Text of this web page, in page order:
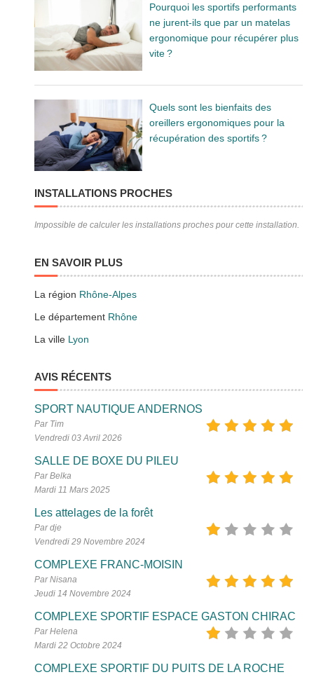
Pourquoi les sportifs performants
ne jurent-ils que par un matelas
ergonomique pour récupérer plus
vite ?
Quels sont les bienfaits des
oreillers ergonomiques pour la
récupération des sportifs ?
INSTALLATIONS PROCHES
Impossible de calculer les installations proches pour cette installation.
EN SAVOIR PLUS
La région Rhône-Alpes
Le département Rhône
La ville Lyon
AVIS RÉCENTS
SPORT NAUTIQUE ANDERNOS
Par Tim
Vendredi 03 Avril 2026
SALLE DE BOXE DU PILEU
Par Belka
Mardi 11 Mars 2025
Les attelages de la forêt
Par dje
Vendredi 29 Novembre 2024
COMPLEXE FRANC-MOISIN
Par Nisana
Jeudi 14 Novembre 2024
COMPLEXE SPORTIF ESPACE GASTON CHIRAC
Par Helena
Mardi 22 Octobre 2024
COMPLEXE SPORTIF DU PUITS DE LA ROCHE